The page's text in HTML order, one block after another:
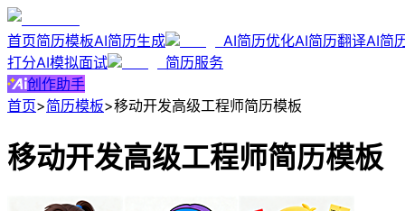
首页简历模板AI简历生成 AI简历优化AI简历翻译AI简
打分AI模拟面试
简历服务
创作助手
首页>简历模板>移动开发高级工程师简历模板
移动开发高级工程师简历模板